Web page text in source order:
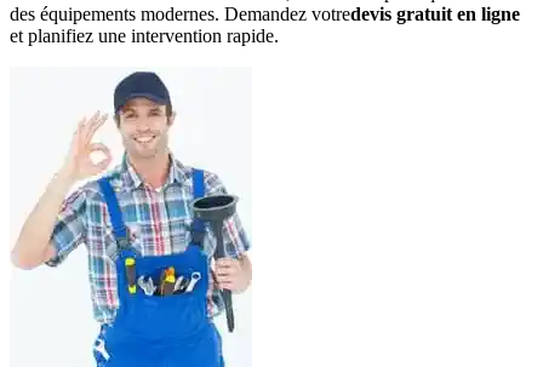
des équipements modernes. Demandez votredevis gratuit en ligne
et planifiez une intervention rapide.